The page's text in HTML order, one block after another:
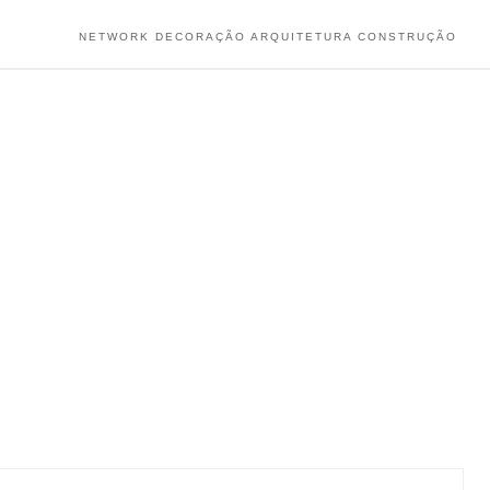
NETWORK DECORAÇÃO ARQUITETURA CONSTRUÇÃO